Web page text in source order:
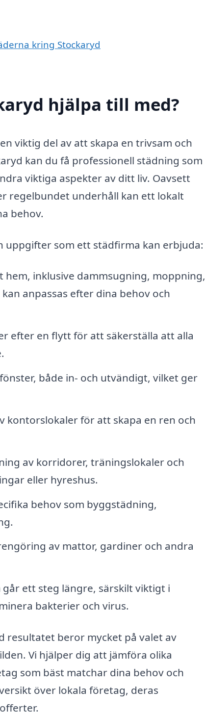
kring Stockaryd
hjälpa till med?
viktig del av att skapa en trivsam och
kan du få professionell städning som
viktiga aspekter av ditt liv. Oavsett
regelbundet underhåll kan ett lokalt
behov.
uppgifter som ett städfirma kan erbjuda:
inklusive dammsugning, moppning,
anpassas efter dina behov och
efter en flytt för att säkerställa att alla
både in- och utvändigt, vilket ger
kontorslokaler för att skapa en ren och
av korridorer, träningslokaler och
eller hyreshus.
behov som byggstädning,
av mattor, gardiner och andra
ett steg längre, särskilt viktigt i
bakterier och virus.
resultatet beror mycket på valet av
Vi hjälper dig att jämföra olika
som bäst matchar dina behov och
över lokala företag, deras